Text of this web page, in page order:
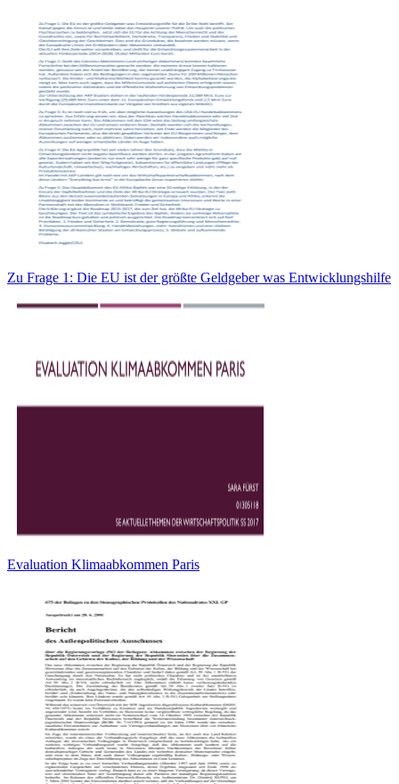
Zu Frage 1: Die EU ist der größte Geldgeber was Entwicklungshilfe
Evaluation Klimaabkommen Paris